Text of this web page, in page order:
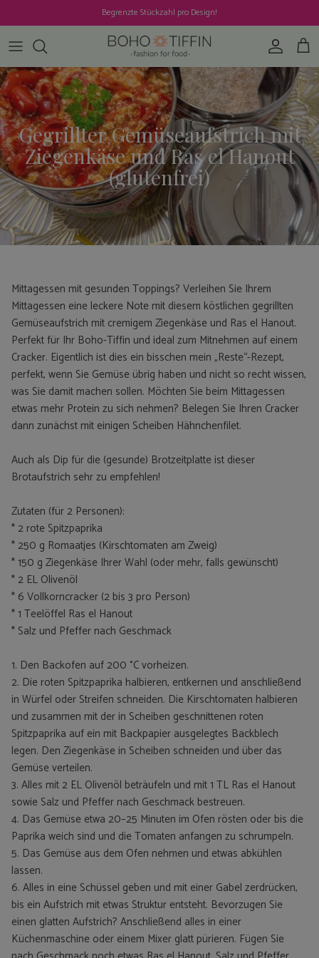
Begrenzte Stückzahl pro Design!
Konto
Gegrillter Gemüseaufstrich mit
Ziegenkäse und Ras el Hanout
(glutenfrei)
Mittagessen mit gesunden Toppings? Verleihen Sie Ihrem
Mittagessen eine leckere Note mit diesem köstlichen gegrillten
Gemüseaufstrich mit cremigem Ziegenkäse und Ras el Hanout.
Perfekt für Ihr Boho-Tiffin und ideal zum Mitnehmen auf einem
Cracker. Eigentlich ist dies ein bisschen mein „Reste“-Rezept,
perfekt, wenn Sie Gemüse übrig haben und nicht so recht wissen,
was Sie damit machen sollen. Möchten Sie beim Mittagessen
etwas mehr Protein zu sich nehmen? Belegen Sie Ihren Cracker
dann zunächst mit einigen Scheiben Hähnchenfilet.
Auch als Dip für die (gesunde) Brotzeitplatte ist dieser
Brotaufstrich sehr zu empfehlen!
Zutaten (für 2 Personen):
* 2 rote Spitzpaprika
* 250 g Romaatjes (Kirschtomaten am Zweig)
* 150 g Ziegenkäse Ihrer Wahl (oder mehr, falls gewünscht)
* 2 EL Olivenöl
* 6 Vollkorncracker (2 bis 3 pro Person)
* 1 Teelöffel Ras el Hanout
* Salz und Pfeffer nach Geschmack
1. Den Backofen auf 200 °C vorheizen.
2. Die roten Spitzpaprika halbieren, entkernen und anschließend
in Würfel oder Streifen schneiden. Die Kirschtomaten halbieren
und zusammen mit der in Scheiben geschnittenen roten
Spitzpaprika auf ein mit Backpapier ausgelegtes Backblech
legen. Den Ziegenkäse in Scheiben schneiden und über das
Gemüse verteilen.
3. Alles mit 2 EL Olivenöl beträufeln und mit 1 TL Ras el Hanout
sowie Salz und Pfeffer nach Geschmack bestreuen.
4. Das Gemüse etwa 20–25 Minuten im Ofen rösten oder bis die
Paprika weich sind und die Tomaten anfangen zu schrumpeln.
5. Das Gemüse aus dem Ofen nehmen und etwas abkühlen
lassen.
6. Alles in eine Schüssel geben und mit einer Gabel zerdrücken,
bis ein Aufstrich mit etwas Struktur entsteht. Bevorzugen Sie
einen glatten Aufstrich? Anschließend alles in einer
Küchenmaschine oder einem Mixer glatt pürieren. Fügen Sie